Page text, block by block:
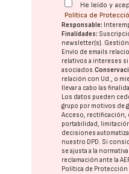
He leído y
Política de
Responsable:
Finalidades:
newsletter(s).
Envío de emails
relativos a intereses
asociados.
relación con Ud., o
llevar a cabo las
Los datos pueden
grupo por motivos de
Acceso,
portabilidad,
decisiones
nuestro DPD. Si
se ajusta a la
reclamación ante la
Política de Protección